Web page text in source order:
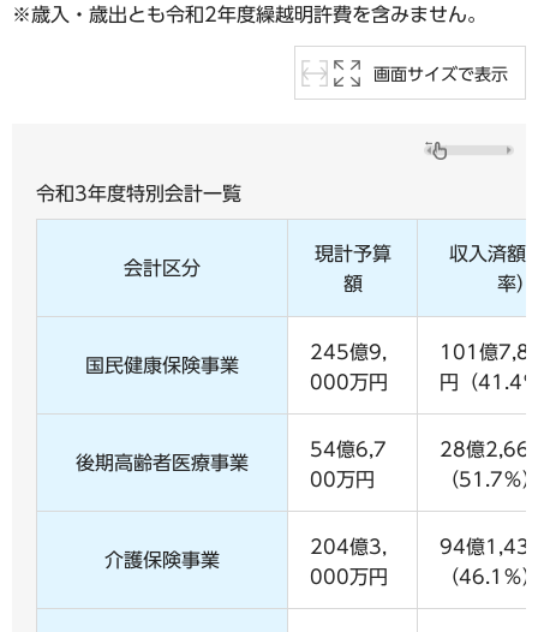
※歳入・歳出とも令和2年度繰越明許費を含みません。
画面サイズで表示
令和3年度特別会計一覧
会計区分
現計予算
額
収入済額
率）
国民健康保険事業
245億9,
000万円
101億
円（41.4
後期高齢者医療事業
54億6,7
00万円
28億
（51.7％
介護保険事業
204億3,
000万円
94億
（46.1％